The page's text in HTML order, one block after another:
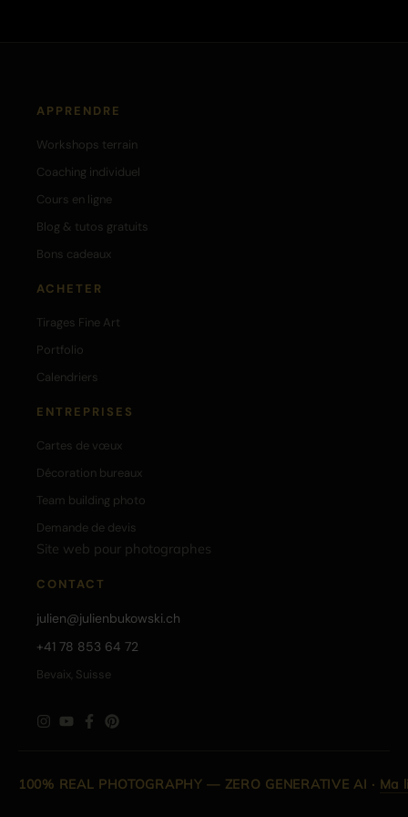
APPRENDRE
Workshops terrain
Coaching individuel
Cours en ligne
Blog & tutos gratuits
Bons cadeaux
ACHETER
Tirages Fine Art
Portfolio
Calendriers
ENTREPRISES
Cartes de vœux
Décoration bureaux
Team building photo
Demande de devis
Site web pour photographes
CONTACT
julien@julienbukowski.ch
+41 78 853 64 72
Bevaix, Suisse
100% REAL PHOTOGRAPHY — ZERO GENERATIVE AI · Ma